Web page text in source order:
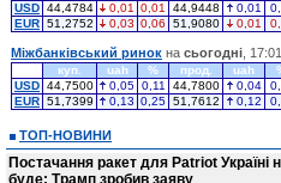
USD 44,4784 0,01 0,01 44,9448 0,01
EUR 51,2752 0,03 0,06 51,9080 0,01
Міжбанківський ринок на сьогодні , 17:01
куп. uah % прод. uah
USD 44,7500 0,05 0,11 44,7800 0,04
EUR 51,7399 0,13 0,25 51,7612 0,12
ТОП-НОВИНИ
Постачання ракет для Patriot Україні
буде: Трамп зробив заяву